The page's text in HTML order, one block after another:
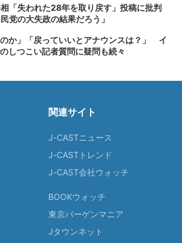
「失われた28年を取り戻す」投稿に批判
党の大失政の結果だろう」
のか」「戻っていいとアナウンスは？」 イ
しつこい記者質問に疑問も続々
関連サイト
J-CASTニュース
J-CASTトレンド
J-CAST会社ウォッチ
BOOKウォッチ
東京バーゲンマニア
Jタウンネット